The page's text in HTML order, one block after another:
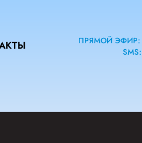
ПРЯМОЙ ЭФИР:
SMS: